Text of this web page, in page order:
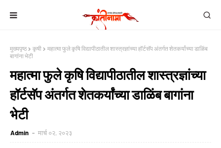
मुख्यपृष्ठ कृषी
महात्मा फुले कृषि विद्यापीठातील शास्त्रज्ञांच्या हॉर्टसॅप अंतर्गत शेतकर्यांच्या डाळिंब
बागांना भेटी
महात्मा फुले कृषि विद्यापीठातील शास्त्रज्ञांच्या
हॉर्टसॅप अंतर्गत शेतकर्यांच्या डाळिंब बागांना
भेटी
Admin मार्च ०२, २०२३